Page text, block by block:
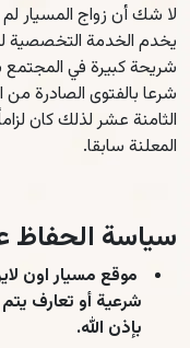
لا شك أن زواج المسيار
يخدم الخدمة التخصصية
شريحة كبيرة في المجتمع
شرعا بالفتوى الصادرة
الثامنة عشر لذلك كان
المعلنة سابقا.
سياسة الحفاظ
موقع مسيار اون
شرعية أو تعارف
بإذن الله.